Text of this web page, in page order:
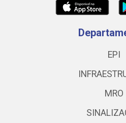
EPI
MRO